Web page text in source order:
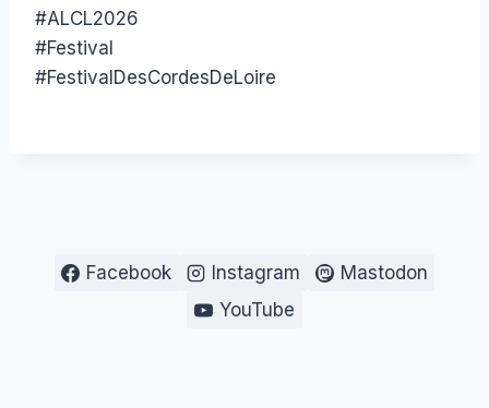
#ALCL2026
#Festival
#FestivalDesCordesDeLoire
Facebook Instagram
Mastodon
YouTube